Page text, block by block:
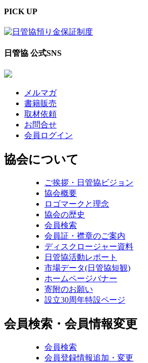
PICK UP
日管協 公式SNS
メルマガ
書籍販売
取材依頼
お問合せ
会員ログイン
協会について
ご挨拶・日管協ビジョン
協会概要
ロゴマークと理念
協会の歴史
会員検索
会員証・襟章のご案内
ディスクロージャー資料
日管協活動レポート
市場データ(日管協短観)
ホームページバナー
寄附のお願い
設立30周年特設ページ
会員検索・会員情報変更
会員検索
会員登録情報追加・変更